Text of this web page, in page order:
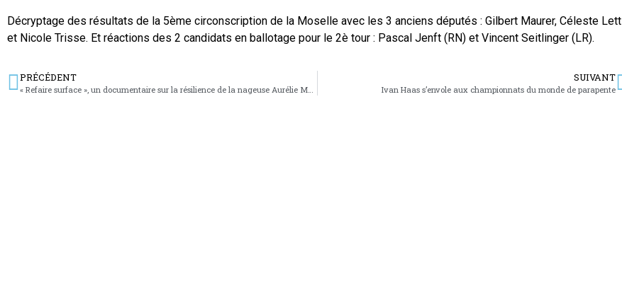
Décryptage des résultats de la 5ème circonscription de la Moselle avec les 3 anciens députés : Gilbert Maurer, Céleste Lett
et Nicole Trisse. Et réactions des 2 candidats en ballotage pour le 2è tour : Pascal Jenft (RN) et Vincent Seitlinger (LR).
PRÉCÉDENT
« Refaire surface », un documentaire sur la résilience de la nageuse Aurélie Muller
SUIVANT
Ivan Haas s’envole aux championnats du monde de parapente